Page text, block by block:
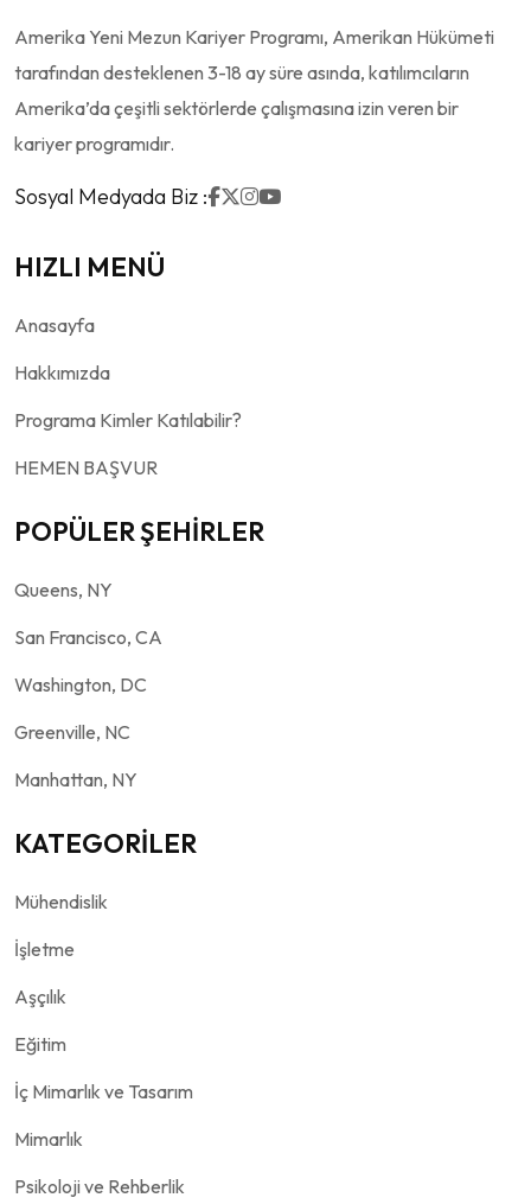
Amerika Yeni Mezun Kariyer Programı, Amerikan Hükümeti
tarafından desteklenen 3-18 ay süre asında, katılımcıların
Amerika’da çeşitli sektörlerde çalışmasına izin veren bir
kariyer programıdır.
Sosyal Medyada Biz :
HIZLI MENÜ
Anasayfa
Hakkımızda
Programa Kimler Katılabilir?
HEMEN BAŞVUR
POPÜLER ŞEHİRLER
Queens, NY
San Francisco, CA
Washington, DC
Greenville, NC
Manhattan, NY
KATEGORİLER
Mühendislik
İşletme
Aşçılık
Eğitim
İç Mimarlık ve Tasarım
Mimarlık
Psikoloji ve Rehberlik